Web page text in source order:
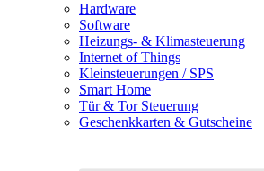
Hardware
Software
Heizungs- & Klimasteuerung
Internet of Things
Kleinsteuerungen / SPS
Smart Home
Tür & Tor Steuerung
Geschenkkarten & Gutscheine